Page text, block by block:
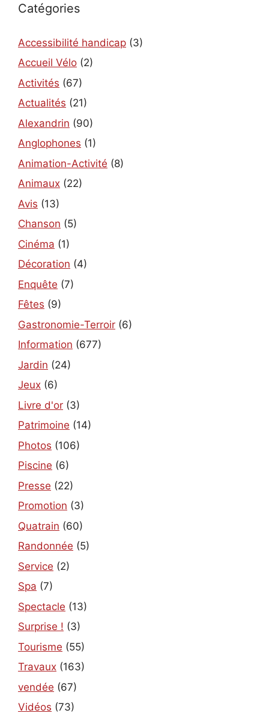
Catégories
Accessibilité handicap (3)
Accueil Vélo (2)
Activités (67)
Actualités (21)
Alexandrin (90)
Anglophones (1)
Animation-Activité (8)
Animaux (22)
Avis (13)
Chanson (5)
Cinéma (1)
Décoration (4)
Enquête (7)
Fêtes (9)
Gastronomie-Terroir (6)
Information (677)
Jardin (24)
Jeux (6)
Livre d'or (3)
Patrimoine (14)
Photos (106)
Piscine (6)
Presse (22)
Promotion (3)
Quatrain (60)
Randonnée (5)
Service (2)
Spa (7)
Spectacle (13)
Surprise ! (3)
Tourisme (55)
Travaux (163)
vendée (67)
Vidéos (73)